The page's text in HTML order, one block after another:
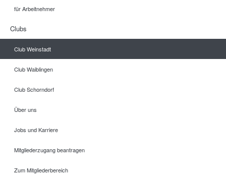
für Arbeitnehmer
Clubs
Club Weinstadt
Club Waiblingen
Club Schorndorf
Über uns
Jobs und Karriere
Mitgliederzugang beantragen
Zum Mitgliederbereich